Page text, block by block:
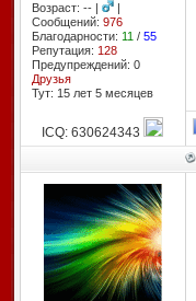
Возраст: -- |
|
Сообщений: 976
Благодарности: 11 / 55
Репутация: 128
Предупреждений: 0
Друзья
Тут: 15 лет 5 месяцев
ICQ: 630624343